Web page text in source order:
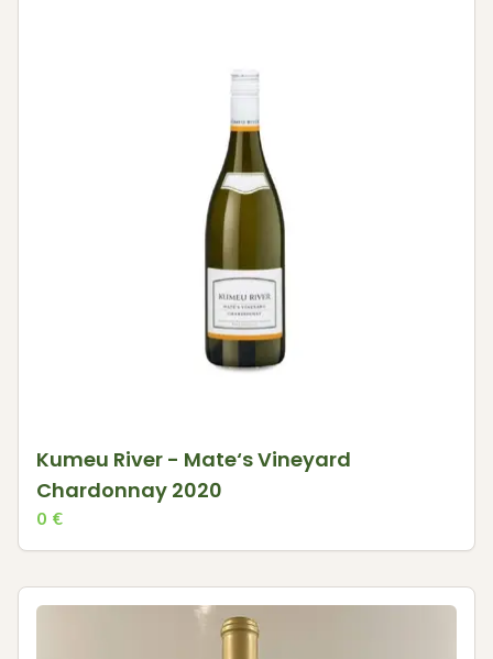
Kumeu River - Mate‘s Vineyard
Chardonnay 2020
0 €